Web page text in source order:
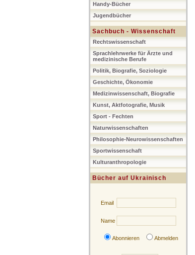
Handy-Bücher
Jugendbücher
Sachbuch - Wissenschaft
Rechtswissenschaft
Sprachlehrwerke für Ärzte und
medizinische Berufe
Politik, Biografie, Soziologie
Geschichte, Ökonomie
Medizinwissenschaft, Biografie
Kunst, Aktfotografie, Musik
Sport - Fechten
Naturwissenschaften
Philosophie-Neurowissenschaften
Sportwissenschaft
Kulturanthropologie
Bücher auf Ukrainisch
Email
Name
Abonnieren Abmelden